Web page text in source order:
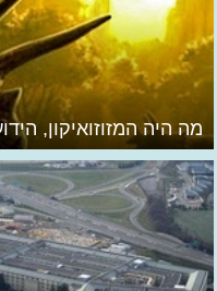
מה היה המזוזואיקון,